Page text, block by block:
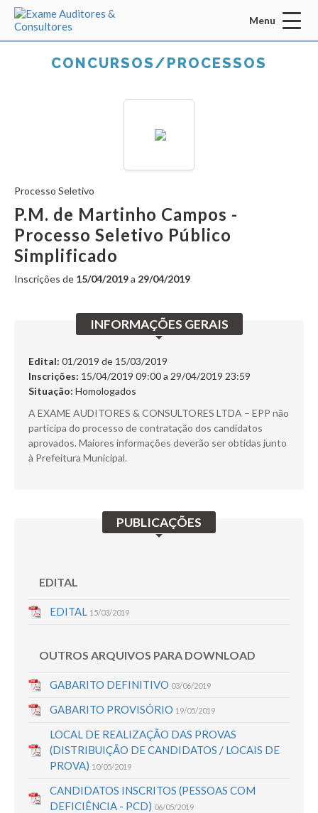
Acessar Área do Candidato:
ENTRAR
Esqueci a senha
INÍCIO
DÚVIDAS
CERTIFICADO
FALE CONOSCO
Busca:
BUSCAR
Menu
CONCURSOS/PROCESSOS
Processo Seletivo
P.M. de Martinho Campos -
Processo Seletivo Público
Simplificado
Inscrições de 15/04/2019a 29/04/2019
INFORMAÇÕES GERAIS
Edital: 01/2019 de 15/03/2019
Inscrições: 15/04/2019 09:00 a 29/04/2019 23:59
Situação: Homologados
A EXAME AUDITORES & CONSULTORES LTDA – EPP não
participa do processo de contratação dos candidatos
aprovados. Maiores informações deverão ser obtidas junto
à Prefeitura Municipal.
PUBLICAÇÕES
EDITAL
EDITAL 15/03/2019
OUTROS ARQUIVOS PARA DOWNLOAD
GABARITO DEFINITIVO 03/06/2019
GABARITO PROVISÓRIO 19/05/2019
LOCAL DE REALIZAÇÃO DAS PROVAS
(DISTRIBUIÇÃO DE CANDIDATOS / LOCAIS DE
PROVA) 10/05/2019
CANDIDATOS INSCRITOS (PESSOAS COM
DEFICIÊNCIA - PCD) 06/05/2019